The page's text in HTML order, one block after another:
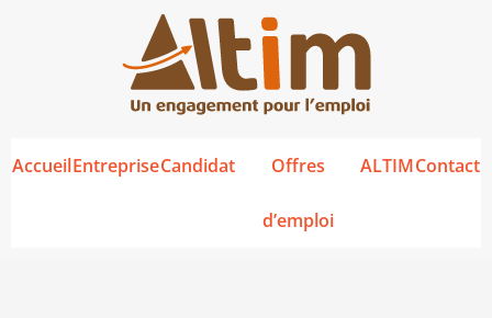
AccueilEntrepriseCandidat Offres
d’emploi
ALTIMContact